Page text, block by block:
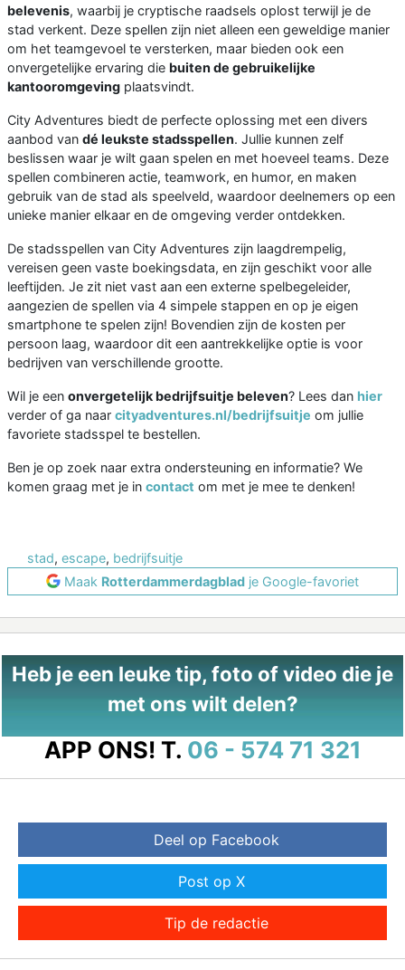
belevenis, waarbij je cryptische raadsels oplost terwijl je de
stad verkent. Deze spellen zijn niet alleen een geweldige manier
om het teamgevoel te versterken, maar bieden ook een
onvergetelijke ervaring die buiten de gebruikelijke
kantooromgeving plaatsvindt.
City Adventures biedt de perfecte oplossing met een divers
aanbod van dé leukste stadsspellen. Jullie kunnen zelf
beslissen waar je wilt gaan spelen en met hoeveel teams. Deze
spellen combineren actie, teamwork, en humor, en maken
gebruik van de stad als speelveld, waardoor deelnemers op een
unieke manier elkaar en de omgeving verder ontdekken.
De stadsspellen van City Adventures zijn laagdrempelig,
vereisen geen vaste boekingsdata, en zijn geschikt voor alle
leeftijden. Je zit niet vast aan een externe spelbegeleider,
aangezien de spellen via 4 simpele stappen en op je eigen
smartphone te spelen zijn! Bovendien zijn de kosten per
persoon laag, waardoor dit een aantrekkelijke optie is voor
bedrijven van verschillende grootte.
Wil je een onvergetelijk bedrijfsuitje beleven? Lees dan hier
verder of ga naar cityadventures.nl/bedrijfsuitje om jullie
favoriete stadsspel te bestellen.
Ben je op zoek naar extra ondersteuning en informatie? We
komen graag met je in contact om met je mee te denken!
stad, escape, bedrijfsuitje
Maak Rotterdammerdagblad je Google-favoriet
Heb je een leuke tip, foto of video die je
met ons wilt delen?
APP ONS! T. 06 - 574 71 321
Deel op Facebook
Post op X
Tip de redactie